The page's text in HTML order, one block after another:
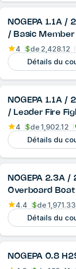
NOGEPA 1.1A
/ Basic Member
4 $de 2,428.12
Détails du
NOGEPA 1.1A
/ Leader Fire
4 $de1,902.12
Détails du
NOGEPA 2.3A /
Overboard
4.4 $de1,971.33
Détails du
NOGEPA 0.8